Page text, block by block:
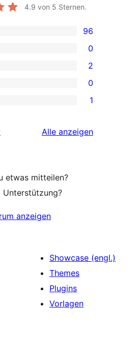
4.9 von 5 Sternen.
96
0
2
0
1
Alle Rezensionen
anzeigen
etwas mitteilen?
Unterstützung?
anzeigen
Showcase (engl.)
Themes
Plugins
Vorlagen